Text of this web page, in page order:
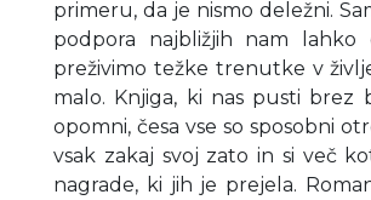
primeru, da je nismo deležni.
podpora najbližjih nam lahko
preživimo težke trenutke v
malo. Knjiga, ki nas pusti brez
opomni, česa vse so sposobni
vsak zakaj svoj zato in si več
nagrade, ki jih je prejela.